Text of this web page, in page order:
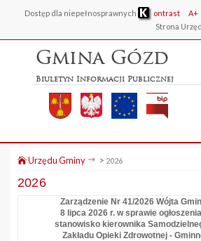
Dostęp dla niepełnosprawnych ontrast A+
Strona
Gmina Gózd
Biuletyn Informacji Publicznej
Urzędu Gminy > 2026
2026
Zarządzenie Nr 41/2026 Wójta
8 lipca 2026 r. w sprawie
stanowisko kierownika
Zakładu Opieki Zdrowotnej -